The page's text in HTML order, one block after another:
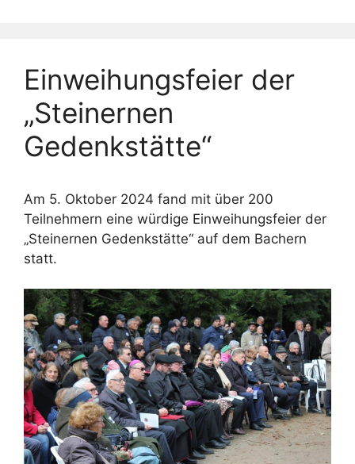
Einweihungsfeier der
„Steinernen
Gedenkstätte“
Am 5. Oktober 2024 fand mit über 200
Teilnehmern eine würdige Einweihungsfeier der
„Steinernen Gedenkstätte“ auf dem Bachern
statt.